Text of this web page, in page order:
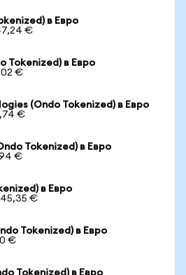
в Евро
€
Tokenized) в Евро
€
(Ondo Tokenized) в Евро
€
Tokenized) в Евро
€
в Евро
€
Tokenized) в Евро
€
Tokenized) в Евро